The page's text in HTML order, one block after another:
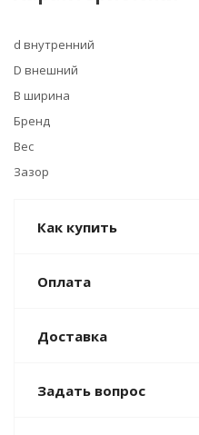
d внутренний
D внешний
B ширина
Бренд
Вес
Зазор
Как купить
Оплата
Доставка
Задать вопрос